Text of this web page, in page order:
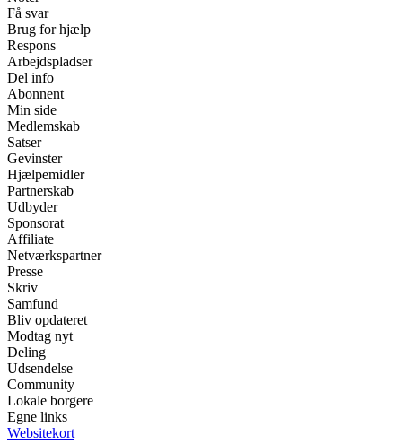
Få svar
Brug for hjælp
Respons
Arbejdspladser
Del info
Abonnent
Min side
Medlemskab
Satser
Gevinster
Hjælpemidler
Partnerskab
Udbyder
Sponsorat
Affiliate
Netværkspartner
Presse
Skriv
Samfund
Bliv opdateret
Modtag nyt
Deling
Udsendelse
Community
Lokale borgere
Egne links
Websitekort